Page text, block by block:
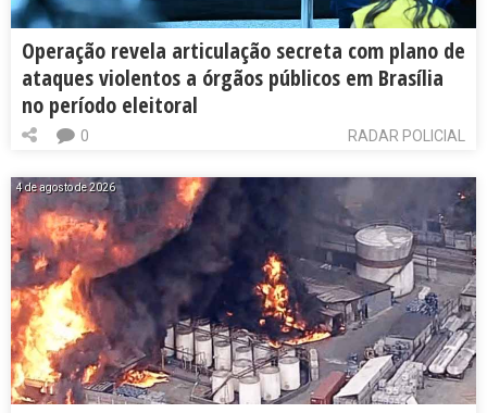
Operação revela articulação secreta com plano de
ataques violentos a órgãos públicos em Brasília
no período eleitoral
RADAR POLICIAL
0
4 de agosto de 2026